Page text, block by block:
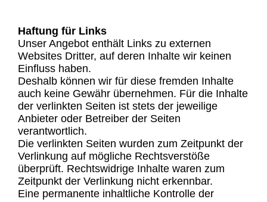
Haftung für Links
Unser Angebot enthält Links zu externen
Websites Dritter, auf deren Inhalte wir keinen
Einfluss haben.
Deshalb können wir für diese fremden Inhalte
auch keine Gewähr übernehmen. Für die Inhalte
der verlinkten Seiten ist stets der jeweilige
Anbieter oder Betreiber der Seiten
verantwortlich.
Die verlinkten Seiten wurden zum Zeitpunkt der
Verlinkung auf mögliche Rechtsverstöße
überprüft. Rechtswidrige Inhalte waren zum
Zeitpunkt der Verlinkung nicht erkennbar.
Eine permanente inhaltliche Kontrolle der